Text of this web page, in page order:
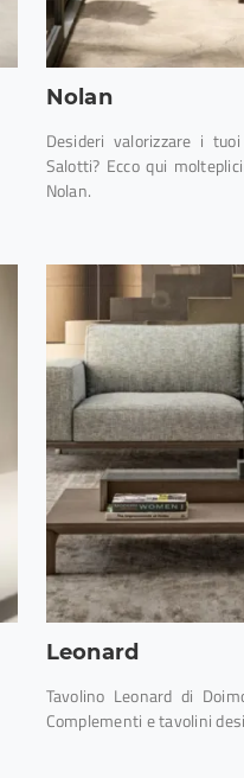
Nolan
Desideri valorizzare i
Salotti? Ecco qui
Nolan.
Leonard
Tavolino Leonard di
Complementi e tavolini